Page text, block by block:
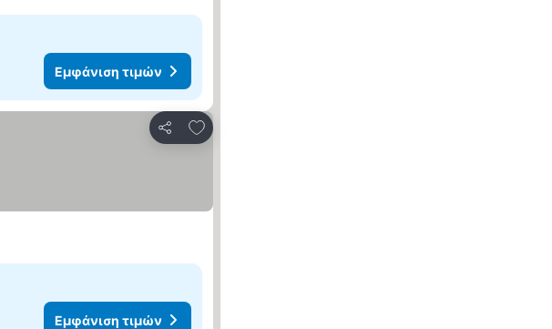
Εμφάνιση τιμών
Κοινοποίηση
Προσθήκη στα αγαπημένα
Εμφάνιση τιμών